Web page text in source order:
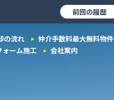
前回の履歴
の流れ
仲介手数料最大無料物件
ォーム施工 会社案内